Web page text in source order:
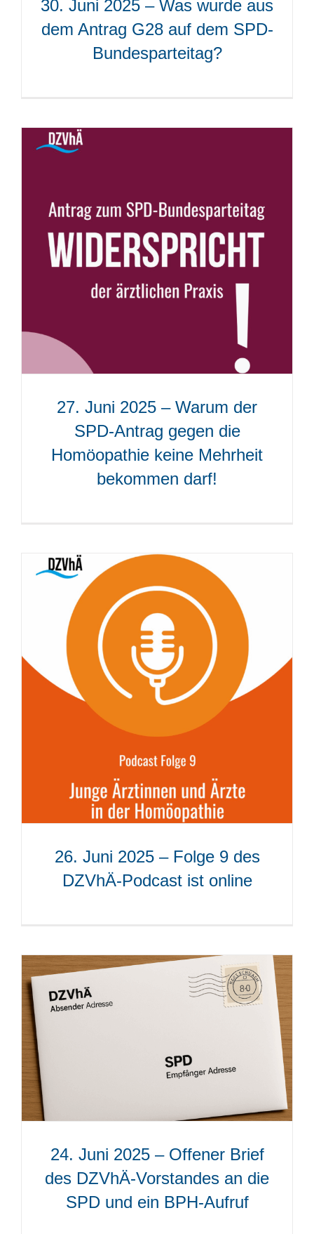
30. Juni 2025 – Was wurde aus
dem Antrag G28 auf dem SPD-
Bundesparteitag?
27. Juni 2025 – Warum der
SPD-Antrag gegen die
Homöopathie keine Mehrheit
bekommen darf!
26. Juni 2025 – Folge 9 des
DZVhÄ-Podcast ist online
24. Juni 2025 – Offener Brief
des DZVhÄ-Vorstandes an die
SPD und ein BPH-Aufruf